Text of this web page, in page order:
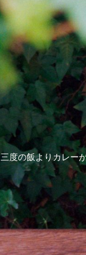
三度の飯よりカレー